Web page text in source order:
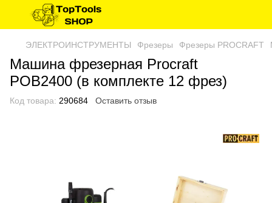
ЭЛЕКТРОИНСТРУМЕНТЫ Фрезеры Фрезеры PROCRAFT
Машина фрезерная Procraft
POB2400 (в комплекте 12 фрез)
Код товара: 290684 Оставить отзыв